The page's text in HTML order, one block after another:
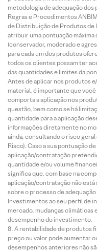
metodologia de adequação
Regras e Procedimentos
de Distribuição de Produtos de
atribuir uma pontuação
(conservador, moderado e
para cada um dos produtos
todos os clientes possam ter
das quantidades e limites da
Antes de aplicar nos produtos
material, é importante que
comporta a aplicação nos
questão, bem como se há
quantidade para a aplicação
informações diretamente no
ainda, consultando o risco
Risco). Caso a sua pontuação
aplicação/contratação
quantidade e/ou volume
significa que, com base na
aplicação/contratação não está
sobre o processo de
Investimentos ao seu perfil de
mercado, mudanças climáticas
desempenho do investimento.
A rentabilidade de produtos
preço ou valor pode aumentar
desempenhos anteriores não